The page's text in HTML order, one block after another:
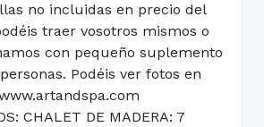
no incluidas en precio del
traer vosotros mismos o
con pequeño suplemento
Podéis ver fotos en
CHALET DE MADERA: 7